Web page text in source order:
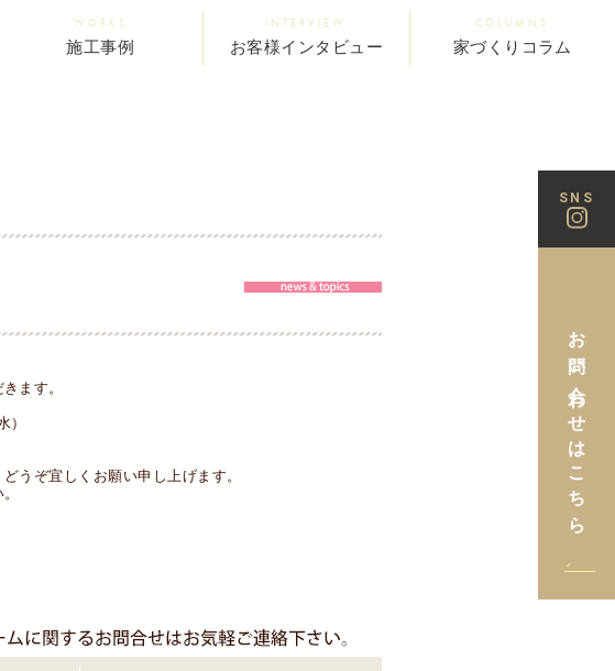
SNS
お問い合わせはこちら
WORKS
施工事例
INTERVIEW
お客様インタビュー
COLUMNS
家づくりコラム
ます。
）
うぞ宜しくお願い申し上げます。